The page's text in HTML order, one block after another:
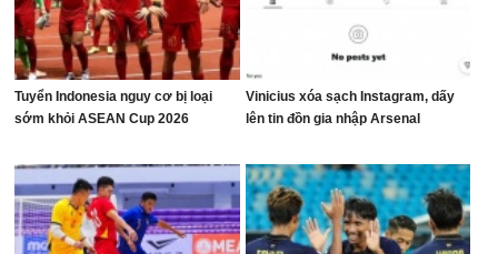
Tuyển Indonesia nguy cơ bị loại
sớm khỏi ASEAN Cup 2026
Vinicius xóa sạch Instagram, dấy
lên tin đồn gia nhập Arsenal